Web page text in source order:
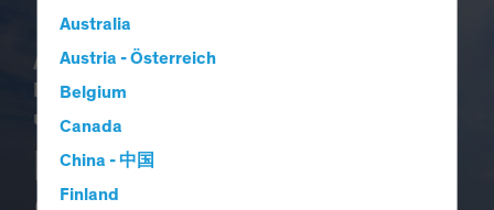
Australia
Austria - Österreich
Belgium
Canada
China - 中国
Finland
Aktiv und Passiv Handelskriege
Künstliche Intelligenz (KI)
und Innovation
Die Glorreichen